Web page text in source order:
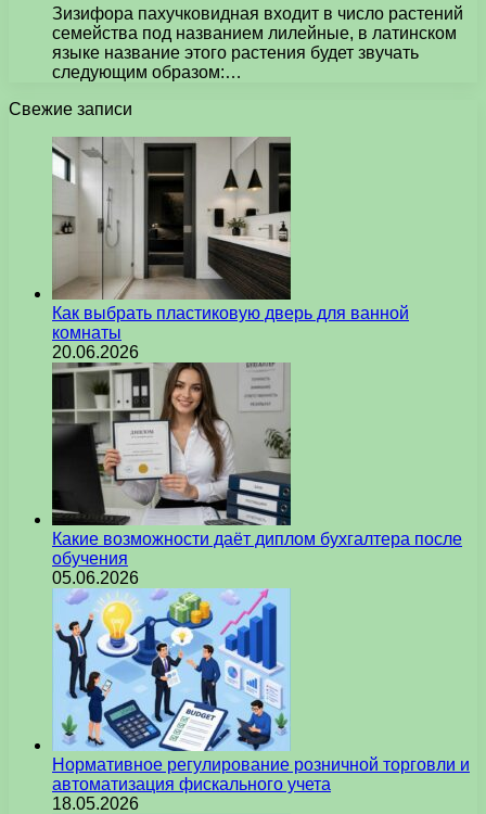
Зизифора пахучковидная входит в число растений
семейства под названием лилейные, в латинском
языке название этого растения будет звучать
следующим образом:…
Свежие записи
Как выбрать пластиковую дверь для ванной
комнаты
20.06.2026
Какие возможности даёт диплом бухгалтера после
обучения
05.06.2026
Нормативное регулирование розничной торговли и
автоматизация фискального учета
18.05.2026